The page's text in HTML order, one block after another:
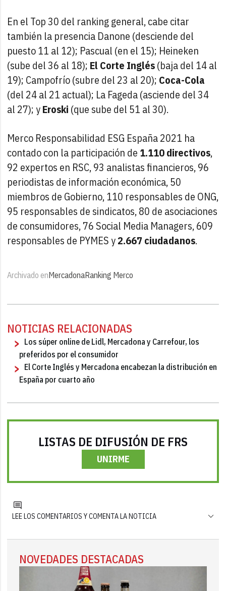
En el Top 30 del ranking general, cabe citar
también la presencia Danone (desciende del
puesto 11 al 12); Pascual (en el 15); Heineken
(sube del 36 al 18); El Corte Inglés(baja del 14 al
19); Campofrío (subre del 23 al 20); Coca-Cola
(del 24 al 21 actual); La Fageda (asciende del 34
al 27); yEroski (que sube del 51 al 30).
Merco Responsabilidad ESG España 2021 ha
contado con la participación de 1.110 directivos,
92 expertos en RSC, 93 analistas financieros, 96
periodistas de información económica, 50
miembros de Gobierno, 110 responsables de ONG,
95 responsables de sindicatos, 80 de asociaciones
de consumidores, 76 Social Media Managers, 609
responsables de PYMES y2.667 ciudadanos.
Archivado enMercadonaRanking Merco
NOTICIAS RELACIONADAS
Los súper online de Lidl, Mercadona y Carrefour, los
preferidos por el consumidor
El Corte Inglés y Mercadona encabezan la distribución en
España por cuarto año
LISTAS DE DIFUSIÓN DE FRS
UNIRME
LEE LOS COMENTARIOS Y COMENTA LA NOTICIA
NOVEDADES DESTACADAS